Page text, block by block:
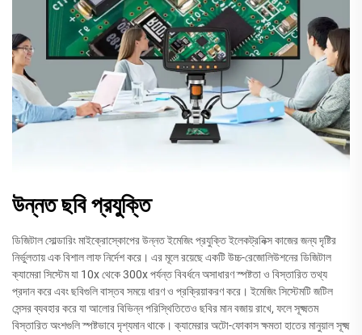
উন্নত ছবি প্রযুক্তি
ডিজিটাল সোল্ডারিং মাইক্রোস্কোপের উন্নত ইমেজিং প্রযুক্তি ইলেকট্রনিক্স কাজের জন্য দৃষ্টির
নির্ভুলতায় এক বিশাল লাফ নির্দেশ করে। এর মূলে রয়েছে একটি উচ্চ-রেজোলিউশনের ডিজিটাল
ক্যামেরা সিস্টেম যা 10x থেকে 300x পর্যন্ত বিবর্ধনে অসাধারণ স্পষ্টতা ও বিস্তারিত তথ্য
প্রদান করে এবং ছবিগুলি বাস্তব সময়ে ধারণ ও প্রক্রিয়াকরণ করে। ইমেজিং সিস্টেমটি জটিল
সেন্সর ব্যবহার করে যা আলোর বিভিন্ন পরিস্থিতিতেও ছবির মান বজায় রাখে, ফলে সূক্ষ্মতম
বিস্তারিত অংশগুলি স্পষ্টভাবে দৃশ্যমান থাকে। ক্যামেরার অটো-ফোকাস ক্ষমতা হাতের মানুয়াল সূক্ষ্ম